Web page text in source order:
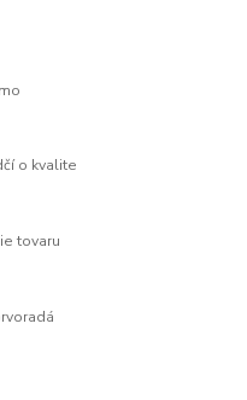
o kvalite
tovaru